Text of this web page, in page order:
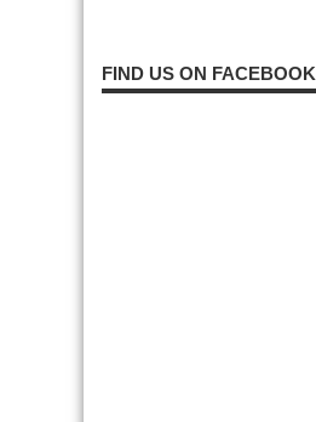
FIND US ON FACEBOOK